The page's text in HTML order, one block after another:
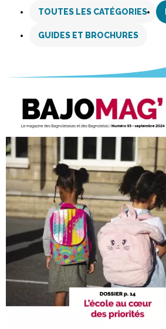
contenu
TOUTES LES CATÉGORIES
GUIDES ET BROCHURES